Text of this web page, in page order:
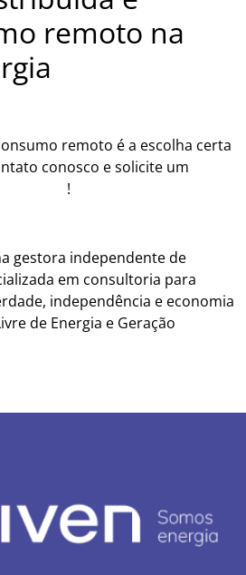
remoto na
remoto é a escolha certa
conosco e solicite um
!
gestora independente de
em consultoria para
independência e economia
de Energia e Geração